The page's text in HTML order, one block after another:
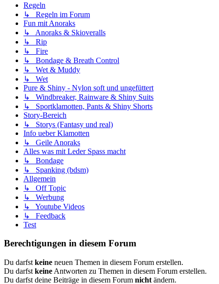
Regeln
↳ Regeln im Forum
Fun mit Anoraks
↳ Anoraks & Skioveralls
↳ Rip
↳ Fire
↳ Bondage & Breath Control
↳ Wet & Muddy
↳ Wet
Pure & Shiny - Nylon soft und ungefüttert
↳ Windbreaker, Rainware & Shiny Suits
↳ Sportklamotten, Pants & Shiny Shorts
Story-Bereich
↳ Storys (Fantasy und real)
Info ueber Klamotten
↳ Geile Anoraks
Alles was mit Leder Spass macht
↳ Bondage
↳ Spanking (bdsm)
Allgemein
↳ Off Topic
↳ Werbung
↳ Youtube Videos
↳ Feedback
Test
Berechtigungen in diesem Forum
Du darfst keine neuen Themen in diesem Forum erstellen.
Du darfst keine Antworten zu Themen in diesem Forum erstellen.
Du darfst deine Beiträge in diesem Forum nicht ändern.